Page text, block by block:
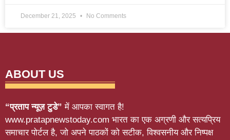
December 21, 2025 No Comments
ABOUT US
“प्रताप न्यूज़ टुडे” में आपका स्वागत है!
www.pratapnewstoday.com भारत का एक अग्रणी और सत्यप्रिय
समाचार पोर्टल है, जो अपने पाठकों को सटीक, विश्वसनीय और निष्पक्ष